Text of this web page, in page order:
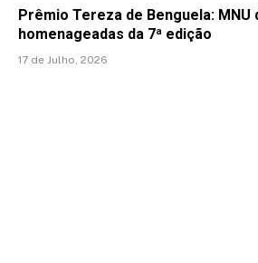
Prêmio Tereza de Benguela: MNU
homenageadas da 7ª edição
17 de Julho, 2026